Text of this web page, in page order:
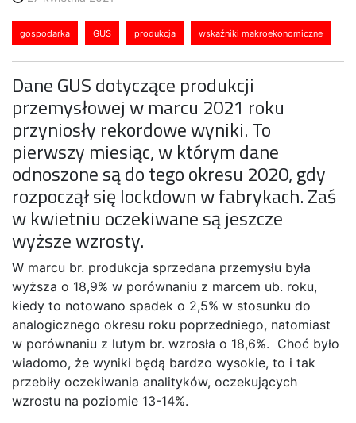
gospodarka GUS produkcja wskaźniki makroekonomiczne
Dane GUS dotyczące produkcji
przemysłowej w marcu 2021 roku
przyniosły rekordowe wyniki. To
pierwszy miesiąc, w którym dane
odnoszone są do tego okresu 2020, gdy
rozpoczął się lockdown w fabrykach. Zaś
w kwietniu oczekiwane są jeszcze
wyższe wzrosty.
W marcu br. produkcja sprzedana przemysłu była
wyższa o 18,9% w porównaniu z marcem ub. roku,
kiedy to notowano spadek o 2,5% w stosunku do
analogicznego okresu roku poprzedniego, natomiast
w porównaniu z lutym br. wzrosła o 18,6%. Choć było
wiadomo, że wyniki będą bardzo wysokie, to i tak
przebiły oczekiwania analityków, oczekujących
wzrostu na poziomie 13-14%.